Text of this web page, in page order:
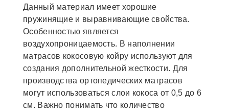
Данный материал имеет хорошие
пружинящие и выравнивающие свойства.
Особенностью является
воздухопроницаемость. В наполнении
матрасов кокосовую койру используют для
создания дополнительной жесткости. Для
производства ортопедических матрасов
могут использоваться слои кокоса от 0,5 до 6
см. Важно понимать что количество